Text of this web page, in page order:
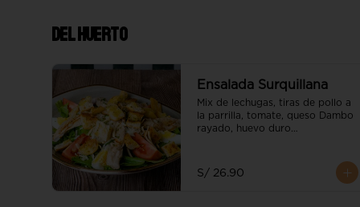
Del Huerto
Ensalada Surquillana
Mix de lechugas, tiras de pollo a
la parrilla, tomate, queso Dambo
rayado, huevo duro
S/ 26.90